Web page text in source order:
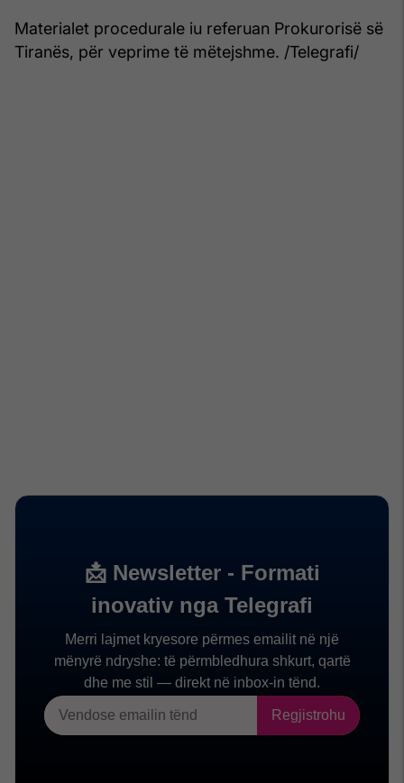
Materialet procedurale iu referuan Prokurorisë së
Tiranës, për veprime të mëtejshme. /Telegrafi/